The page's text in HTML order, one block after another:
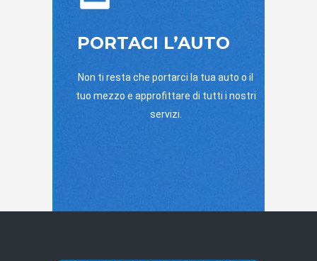
PORTACI L’AUTO
Non ti resta che portarci la tua auto o il
tuo mezzo e approfittare di tutti i nostri
servizi.